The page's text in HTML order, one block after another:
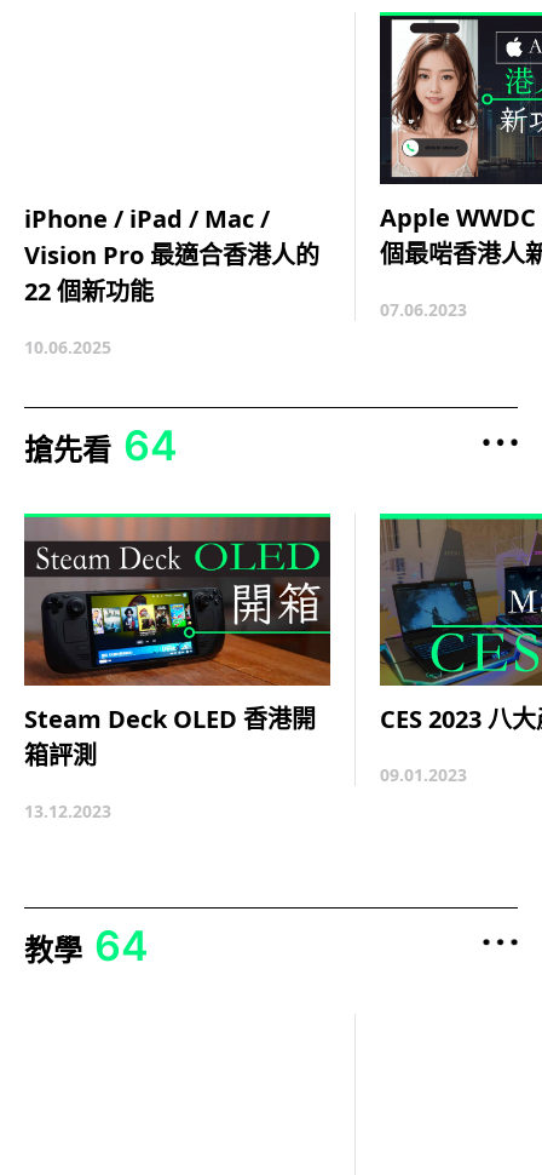
iPhone / iPad / Mac /
Vision Pro 最適合香港人的
22 個新功能
10.06.2025
Apple WWDC
個最啱香港人
07.06.2023
搶先看 64
Steam Deck OLED 香港開
箱評測
13.12.2023
CES 2023 八
09.01.2023
教學 64